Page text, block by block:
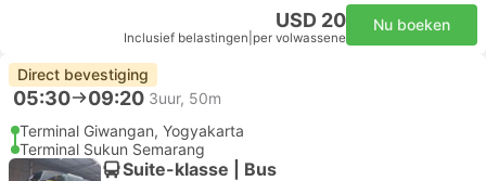
USD 20
Inclusief belastingen per volwassene
Nu boeken
Direct bevestiging
05:30 09:20 3uur, 50m
Terminal Giwangan, Yogyakarta
Terminal Sukun Semarang
Suite-klasse | Bus